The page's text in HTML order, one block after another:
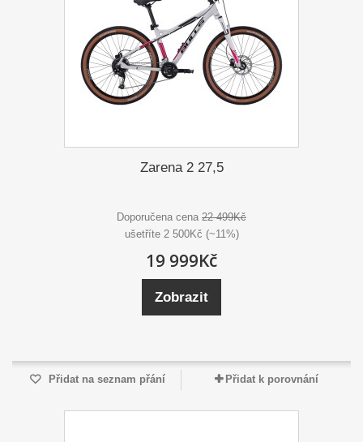
Zarena 2 27,5
Doporučena cena 22 499Kč
ušetříte 2 500Kč (~11%)
19 999Kč
Zobrazit
Přidat na seznam přání Přidat k porovnání